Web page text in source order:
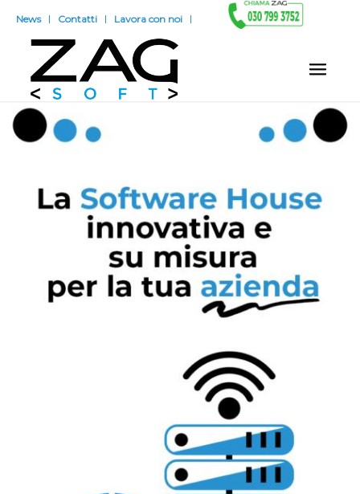
News Contatti Lavora con noi